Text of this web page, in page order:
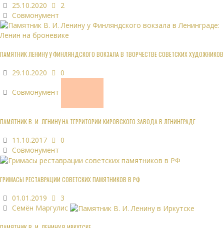
25.10.2020
2
Совмонумент
ПАМЯТНИК ЛЕНИНУ У ФИНЛЯНДСКОГО ВОКЗАЛА В ТВОРЧЕСТВЕ СОВЕТСКИХ ХУДОЖНИКОВ
29.10.2020 0
Совмонумент
ПАМЯТНИК В. И. ЛЕНИНУ НА ТЕРРИТОРИИ КИРОВСКОГО ЗАВОДА В ЛЕНИНГРАДЕ
11.10.2017
0
Совмонумент
ГРИМАСЫ РЕСТАВРАЦИИ СОВЕТСКИХ ПАМЯТНИКОВ В РФ
01.01.2019
3
Семён Маргулис